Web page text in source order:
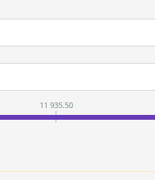
11 935.50